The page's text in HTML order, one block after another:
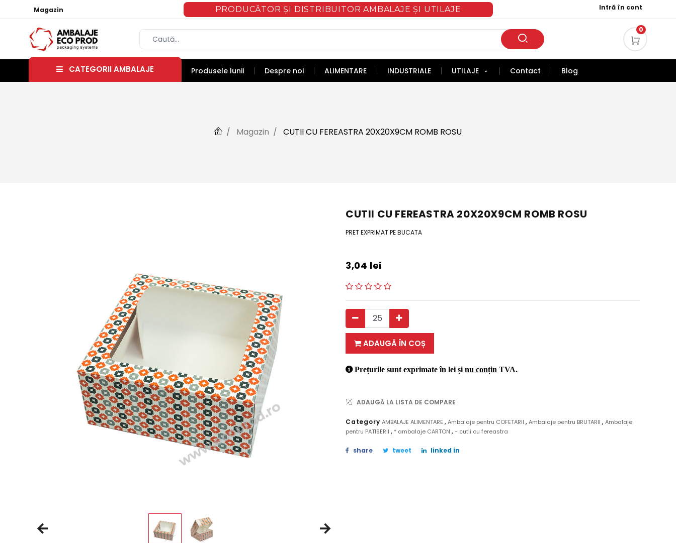
Magazin PRODUCĂTOR ȘI DISTRIBUITOR AMBALAJE ȘI UTILAJE Intră în cont
0
CATEGORII AMBALAJE Produsele lunii Despre noi ALIMENTARE INDUSTRIALE UTILAJE Contact Blog
Magazin CUTII CU FEREASTRA 20X20X9CM ROMB ROSU
CUTII CU FEREASTRA 20X20X9CM ROMB ROSU
PRET EXPRIMAT PE BUCATA
3,04 lei
ADAUGĂ ÎN COȘ
Prețurile sunt exprimate în lei și nu conțin TVA.
ADAUGĂ LA LISTA DE COMPARE
CategoryAMBALAJE ALIMENTARE,Ambalaje pentru COFETARII,Ambalaje pentru BRUTARII,Ambalaje
pentru PATISERII , * ambalaje CARTON , - cutii cu fereastra
share tweet linked in